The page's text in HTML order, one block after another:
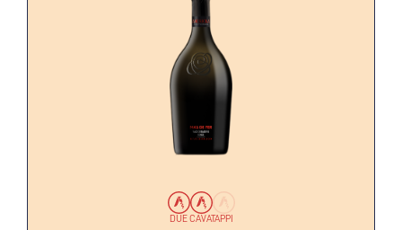
DUE CAVATAPPI